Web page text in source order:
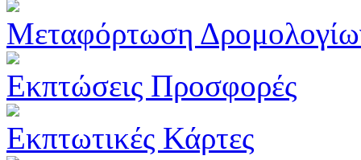
Μεταφόρτωση
Εκπτώσεις Προσφορές
Εκπτωτικές Κάρτες